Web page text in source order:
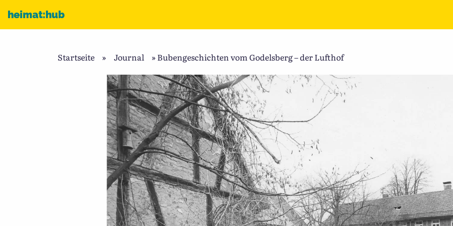
heimat:hub
Startseite » Journal » Bubengeschichten vom Godelsberg – der Lufthof